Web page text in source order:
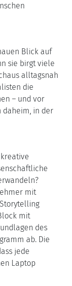
Blick auf
sie birgt viele
alltagsnah
die
– und vor
daheim, in der
mit
mit
des
ab. Die
jede
Laptop